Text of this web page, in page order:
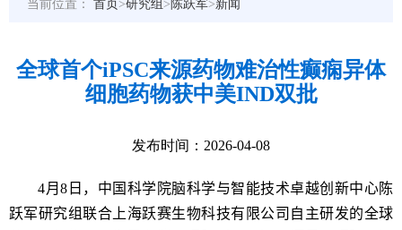
当前位置： 首页>研究组 > 陈跃军>新闻
全球首个iPSC来源药物难治性癫痫异体
细胞药物获中美IND双批
发布时间：2026-04-08
4月 8 日，中国科学院脑科学与智能技术卓越创新中心陈
跃军研究组联合上海跃赛生物科技有限公司自主研发的全球